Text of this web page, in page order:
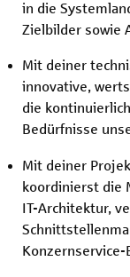
in die
Zielbilder sowie
Mit deiner
innovative,
die
Bedürfnisse
Mit deiner
koordinierst die
IT-Architektur,
Konzernservice-